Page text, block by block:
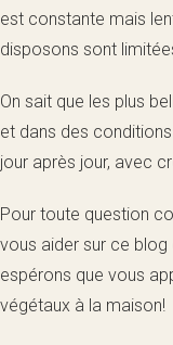
est constante mais
disposons sont
On sait que les plus
et dans des
jour après jour, avec
Pour toute question
vous aider sur ce
espérons que vous
végétaux à la maison!